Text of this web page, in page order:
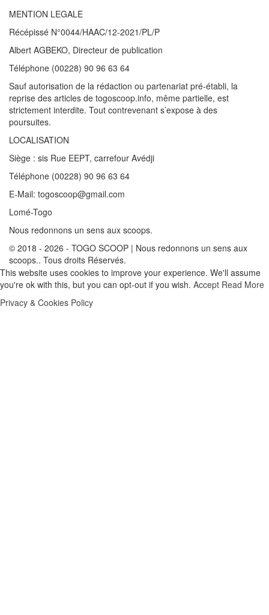
MENTION LEGALE
Récépissé N°0044/HAAC/12-2021/PL/P
Albert AGBEKO, Directeur de publication
Téléphone (00228) 90 96 63 64
Sauf autorisation de la rédaction ou partenariat pré-établi, la
reprise des articles de togoscoop.info, même partielle, est
strictement interdite. Tout contrevenant s’expose à des
poursuites.
LOCALISATION
Siège : sis Rue EEPT, carrefour Avédji
Téléphone (00228) 90 96 63 64
E-Mail: togoscoop@gmail.com
Lomé-Togo
Nous redonnons un sens aux scoops.
© 2018 - 2026 - TOGO SCOOP | Nous redonnons un sens aux
scoops.. Tous droits Réservés.
This website uses cookies to improve your experience. We'll assume
you're ok with this, but you can opt-out if you wish. Accept Read More
Privacy & Cookies Policy